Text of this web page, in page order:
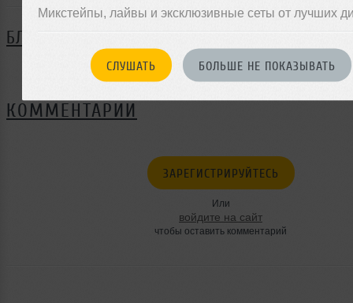
Микстейпы, лайвы и эксклюзивные сеты от лучших
СЛУШАТЬ БОЛЬШЕ НЕ ПОКАЗЫВАТЬ
БЛОГ
Нет записей в блоге
КОММЕНТАРИИ
ЗАРЕГИСТРИРУЙТЕСЬ
Или
войдите на сайт
чтобы оставить комментарий